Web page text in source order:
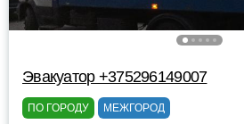
Эвакуатор +375296149007
ПО ГОРОДУ МЕЖГОРОД